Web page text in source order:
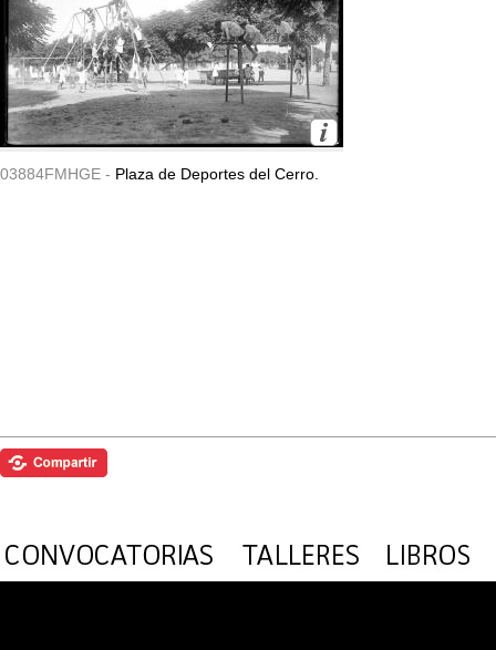
03884FMHGE - Plaza de Deportes del Cerro.